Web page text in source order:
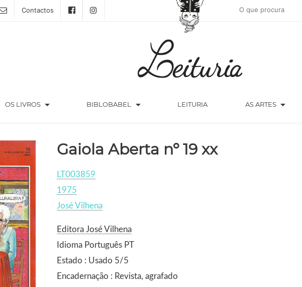
Contactos
OS LIVROS arrow_drop_down BIBLOBABEL arrow_drop_down LEITURIA AS ARTES arrow_drop_down
Gaiola Aberta nº 19 xx
LT003859
1975
José Vilhena
Editora José Vilhena
Idioma Português PT
Estado : Usado 5/5
Encadernação : Revista, agrafado